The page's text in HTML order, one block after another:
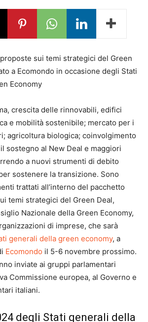
sui temi strategici del Green
a Ecomondo in occasione degli Stati
Economy
crescita delle rinnovabili, edifici
e mobilità sostenibile; mercato per i
agricoltura biologica; coinvolgimento
sostegno al New Deal e maggiori
a nuovi strumenti di debito
sostenere la transizione. Sono
trattati all’interno del pacchetto
temi strategici del Green Deal,
Nazionale della Green Economy,
di imprese, che sarà
generali della green economy, a
Ecomondo il 5-6 novembre prossimo.
inviate ai gruppi parlamentari
Commissione europea, al Governo e
italiani.
degli Stati generali della